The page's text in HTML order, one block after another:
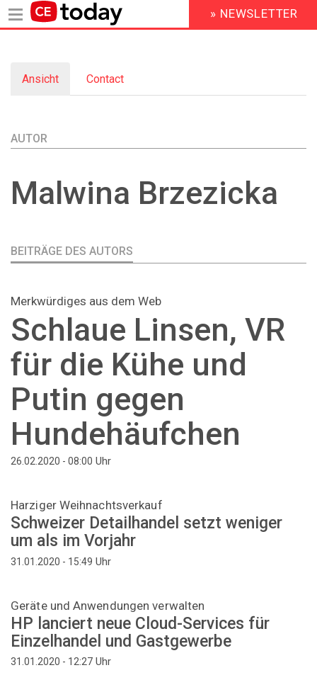
Inhalt
HEADER
MENU
» NEWSLETTER
Primary
Ansicht (aktiver
Reiter)
Contact
AUTOR
Malwina Brzezicka
BEITRÄGE DES AUTORS
Merkwürdiges aus dem Web
Schlaue Linsen, VR
für die Kühe und
Putin gegen
Hundehäufchen
26.02.2020 - 08:00 Uhr
Harziger Weihnachtsverkauf
Schweizer Detailhandel setzt weniger
um als im Vorjahr
31.01.2020 - 15:49 Uhr
Geräte und Anwendungen verwalten
HP lanciert neue Cloud-Services für
Einzelhandel und Gastgewerbe
31.01.2020 - 12:27 Uhr